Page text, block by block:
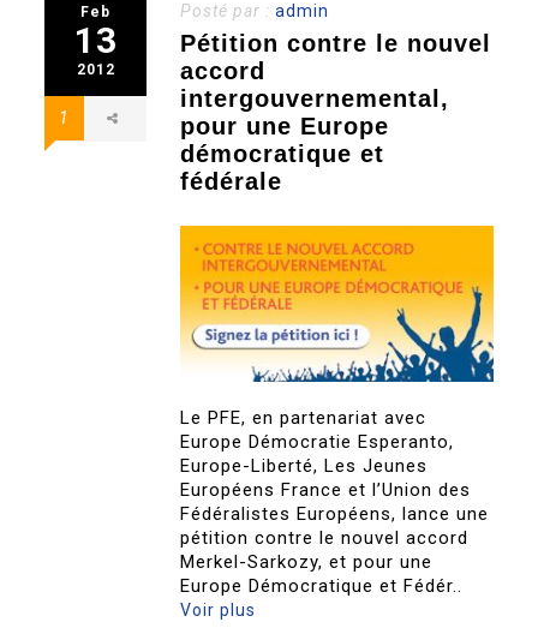
Feb
13
2012
1
Posté par :admin
Pétition contre le nouvel
accord
intergouvernemental,
pour une Europe
démocratique et
fédérale
Le PFE, en partenariat avec
Europe Démocratie Esperanto,
Europe-Liberté, Les Jeunes
Européens France et l’Union des
Fédéralistes Européens, lance une
pétition contre le nouvel accord
Merkel-Sarkozy, et pour une
Europe Démocratique et Fédér..
Voir plus